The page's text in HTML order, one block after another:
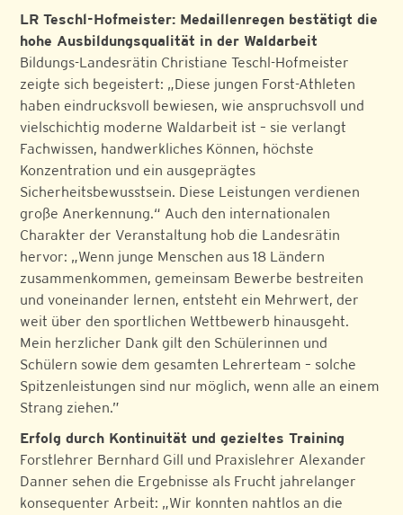
LR Teschl-Hofmeister: Medaillenregen bestätigt die
hohe Ausbildungsqualität in der Waldarbeit
Bildungs-Landesrätin Christiane Teschl-Hofmeister
zeigte sich begeistert: „Diese jungen Forst-Athleten
haben eindrucksvoll bewiesen, wie anspruchsvoll und
vielschichtig moderne Waldarbeit ist – sie verlangt
Fachwissen, handwerkliches Können, höchste
Konzentration und ein ausgeprägtes
Sicherheitsbewusstsein. Diese Leistungen verdienen
große Anerkennung.“ Auch den internationalen
Charakter der Veranstaltung hob die Landesrätin
hervor: „Wenn junge Menschen aus 18 Ländern
zusammenkommen, gemeinsam Bewerbe bestreiten
und voneinander lernen, entsteht ein Mehrwert, der
weit über den sportlichen Wettbewerb hinausgeht.
Mein herzlicher Dank gilt den Schülerinnen und
Schülern sowie dem gesamten Lehrerteam – solche
Spitzenleistungen sind nur möglich, wenn alle an einem
Strang ziehen.”
Erfolg durch Kontinuität und gezieltes Training
Forstlehrer Bernhard Gill und Praxislehrer Alexander
Danner sehen die Ergebnisse als Frucht jahrelanger
konsequenter Arbeit: „Wir konnten nahtlos an die